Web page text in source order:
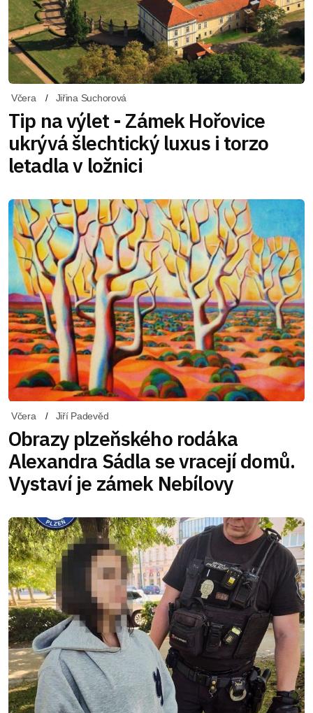
Včera Jiřina Suchorová
Tip na výlet - Zámek Hořovice
ukrývá šlechtický luxus i torzo
letadla v ložnici
Včera Jiří Padevěd
Obrazy plzeňského rodáka
Alexandra Sádla se vracejí domů.
Vystaví je zámek Nebílovy